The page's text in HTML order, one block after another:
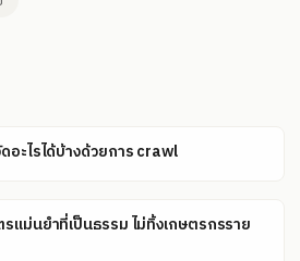
อะไรได้บ้างด้วยการ crawl
แม่นยำที่เป็นธรรม ไม่ทิ้งเกษตรกรราย